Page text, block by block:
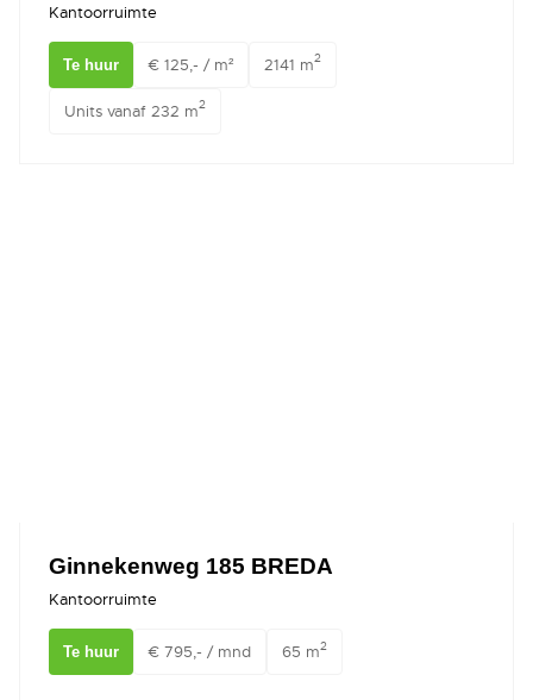
Kantoorruimte
Te huur € 125,- / m² 2141 m2
Units vanaf 232 m2
Ginnekenweg 185 BREDA
Kantoorruimte
Te huur € 795,- / mnd 65 m2